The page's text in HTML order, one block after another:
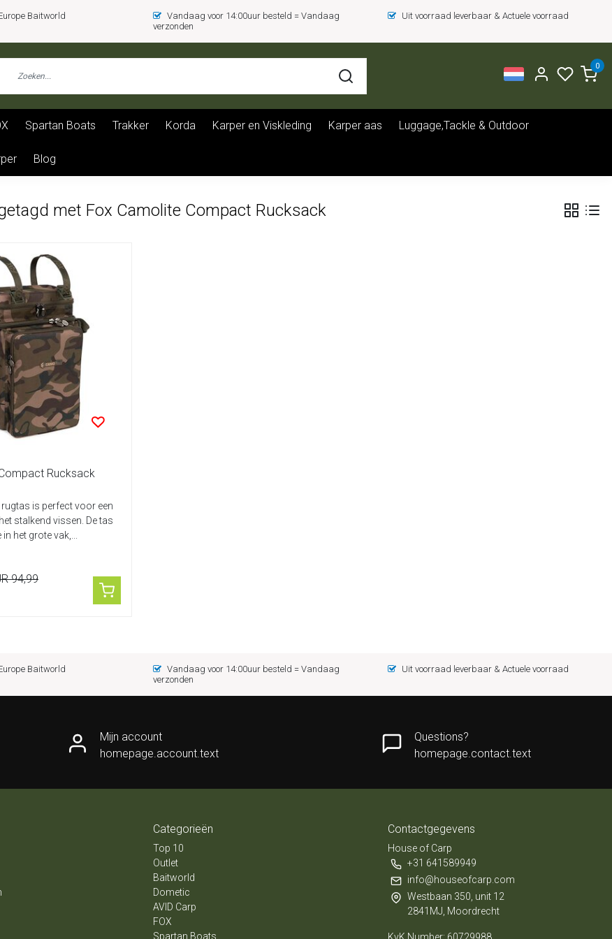
Baitworld
Vandaag voor 14:00uur besteld = Vandaag
verzonden
Uit voorraad leverbaar & Actuele voorraad
0
Spartan Boats Trakker Korda Karper en Viskleding Karper aas Luggage,Tackle & Outdoor
Blog
met Fox Camolite Compact Rucksack
Rucksack
is perfect voor een
stalkend vissen. De tas
het grote vak,...
94,99
Baitworld
Vandaag voor 14:00uur besteld = Vandaag
verzonden
Uit voorraad leverbaar & Actuele voorraad
Mijn account
homepage.account.text
Questions?
homepage.contact.text
Categorieën
Top 10
Outlet
Baitworld
Dometic
AVID Carp
FOX
Spartan Boats
Contactgegevens
House of Carp
+31 641589949
info@houseofcarp.com
Westbaan 350, unit 12
2841MJ, Moordrecht